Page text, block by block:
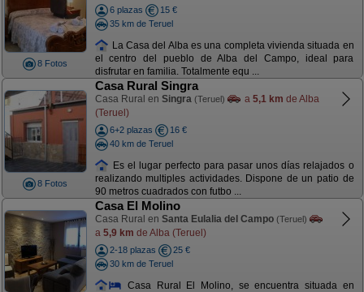
8 Fotos
6 plazas
15 €
35 km de Teruel
La Casa del Alba es una completa vivienda situada en
el centro del pueblo de Alba del Campo, ideal para
disfrutar en familia. Totalmente equ ...
8 Fotos
Casa Rural Singra
Casa Rural en Singra (Teruel) a 5,1 km de Alba
(Teruel)
6+2 plazas
16 €
40 km de Teruel
Es el lugar perfecto para pasar unos días relajados o
realizando multiples actividades. Dispone de un patio de
90 metros cuadrados con futbo ...
Casa El Molino
Casa Rural en Santa Eulalia del Campo (Teruel)
a 5,9 km de Alba (Teruel)
2-18 plazas
25 €
30 km de Teruel
Casa Rural El Molino, se encuentra situada en